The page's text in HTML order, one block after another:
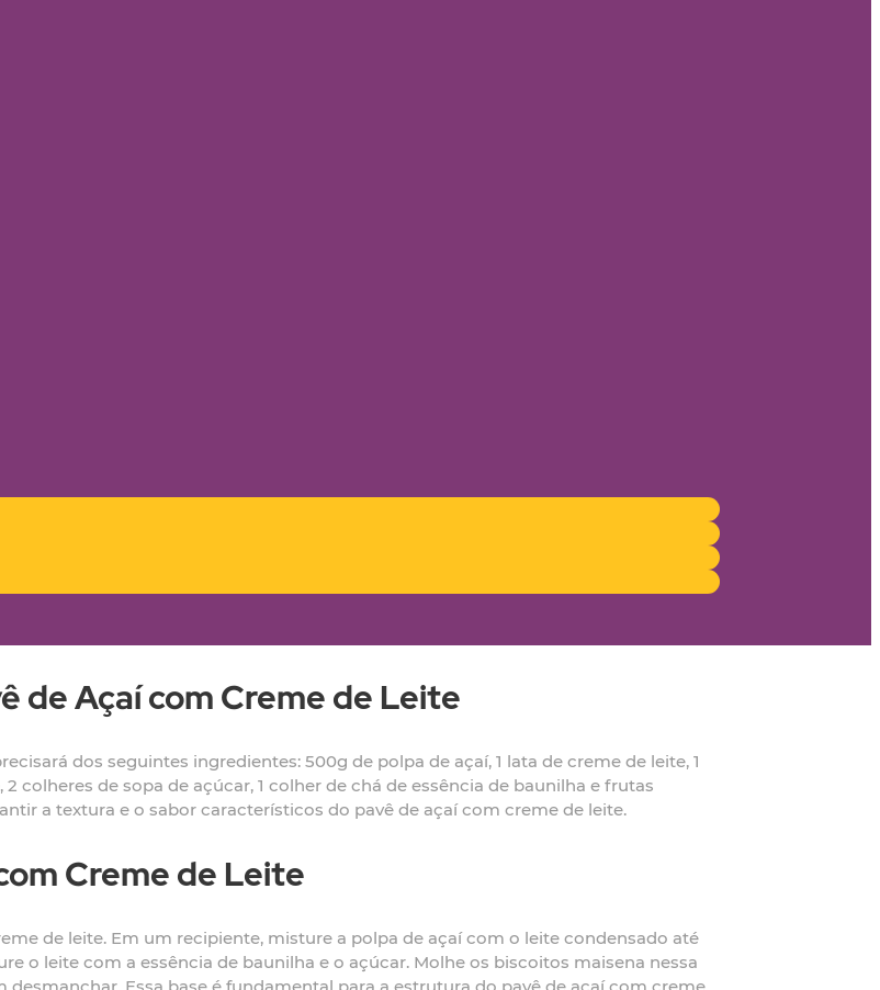
de Açaí com Creme de Leite
dos seguintes ingredientes: 500g de polpa de açaí, 1 lata de creme de leite, 1
colheres de sopa de açúcar, 1 colher de chá de essência de baunilha e frutas
a textura e o sabor característicos do pavê de açaí com creme de leite.
Creme de Leite
de leite. Em um recipiente, misture a polpa de açaí com o leite condensado até
o leite com a essência de baunilha e o açúcar. Molhe os biscoitos maisena nessa
Essa base é fundamental para a estrutura do pavê de açaí com creme